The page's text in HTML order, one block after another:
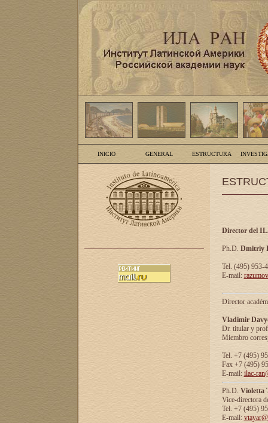
INICIO GENERAL ESTRUCTURA
Director del
Ph.D. Dmitriy
Tel. (495) 953-
E-mail:
Director
Vladimir
Dr. titular y
Miembro
Tel. +7 (495)
Fax +7 (495)
E-mail: ilac-
Ph.D. Violetta
Vice-directora
Tel. +7 (495)
E-mail: